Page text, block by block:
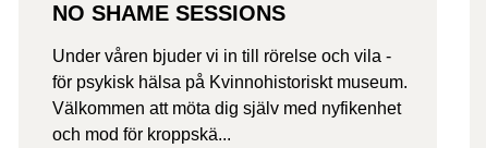
NO SHAME SESSIONS
Under våren bjuder vi in till rörelse och vila -
för psykisk hälsa på Kvinnohistoriskt museum.
Välkommen att möta dig själv med nyfikenhet
och mod för kroppskä...